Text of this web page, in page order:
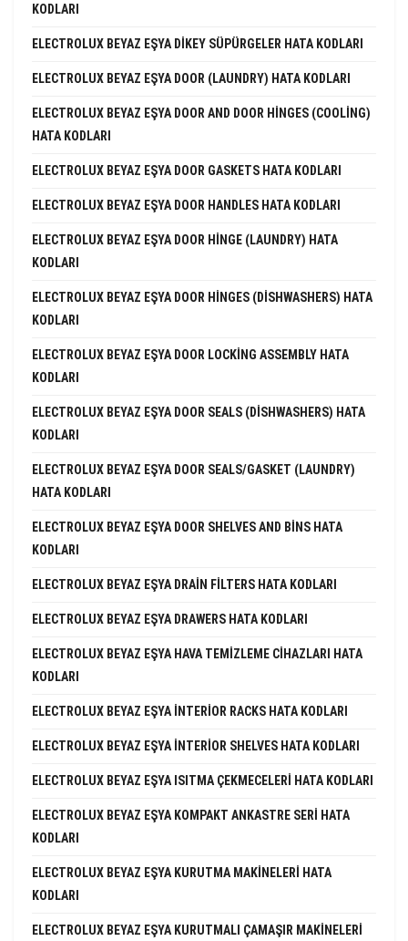
KODLARI
ELECTROLUX BEYAZ EŞYA DIKEY SÜPÜRGELER HATA KODLARI
ELECTROLUX BEYAZ EŞYA DOOR (LAUNDRY) HATA KODLARI
ELECTROLUX BEYAZ EŞYA DOOR AND DOOR HINGES (COOLING)
HATA KODLARI
ELECTROLUX BEYAZ EŞYA DOOR GASKETS HATA KODLARI
ELECTROLUX BEYAZ EŞYA DOOR HANDLES HATA KODLARI
ELECTROLUX BEYAZ EŞYA DOOR HINGE (LAUNDRY) HATA
KODLARI
ELECTROLUX BEYAZ EŞYA DOOR HINGES (DISHWASHERS) HATA
KODLARI
ELECTROLUX BEYAZ EŞYA DOOR LOCKING ASSEMBLY HATA
KODLARI
ELECTROLUX BEYAZ EŞYA DOOR SEALS (DISHWASHERS) HATA
KODLARI
ELECTROLUX BEYAZ EŞYA DOOR SEALS/GASKET (LAUNDRY)
HATA KODLARI
ELECTROLUX BEYAZ EŞYA DOOR SHELVES AND BINS HATA
KODLARI
ELECTROLUX BEYAZ EŞYA DRAIN FILTERS HATA KODLARI
ELECTROLUX BEYAZ EŞYA DRAWERS HATA KODLARI
ELECTROLUX BEYAZ EŞYA HAVA TEMIZLEME CIHAZLARI HATA
KODLARI
ELECTROLUX BEYAZ EŞYA INTERIOR RACKS HATA KODLARI
ELECTROLUX BEYAZ EŞYA INTERIOR SHELVES HATA KODLARI
ELECTROLUX BEYAZ EŞYA ISITMA ÇEKMECELERI HATA KODLARI
ELECTROLUX BEYAZ EŞYA KOMPAKT ANKASTRE SERI HATA
KODLARI
ELECTROLUX BEYAZ EŞYA KURUTMA MAKINELERI HATA
KODLARI
ELECTROLUX BEYAZ EŞYA KURUTMALI ÇAMAŞIR MAKINELERI